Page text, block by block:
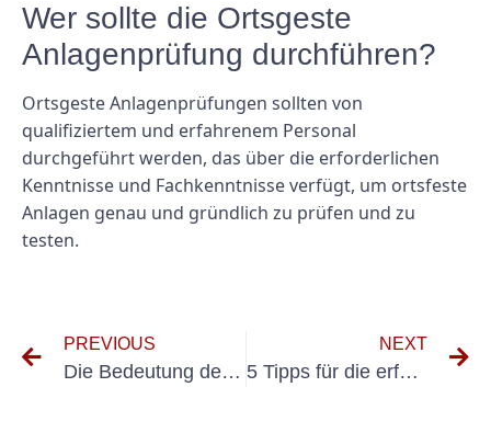
Wer sollte die Ortsgeste
Anlagenprüfung durchführen?
Ortsgeste Anlagenprüfungen sollten von
qualifiziertem und erfahrenem Personal
durchgeführt werden, das über die erforderlichen
Kenntnisse und Fachkenntnisse verfügt, um ortsfeste
Anlagen genau und gründlich zu prüfen und zu
testen.
PREVIOUS
Die Bedeutung der Prüfung Elektrische Anlagen in industriellen Umgebungen verstehen
NEXT
5 Tipps für die erfolgreiche Prüfung von Gabelstaplern